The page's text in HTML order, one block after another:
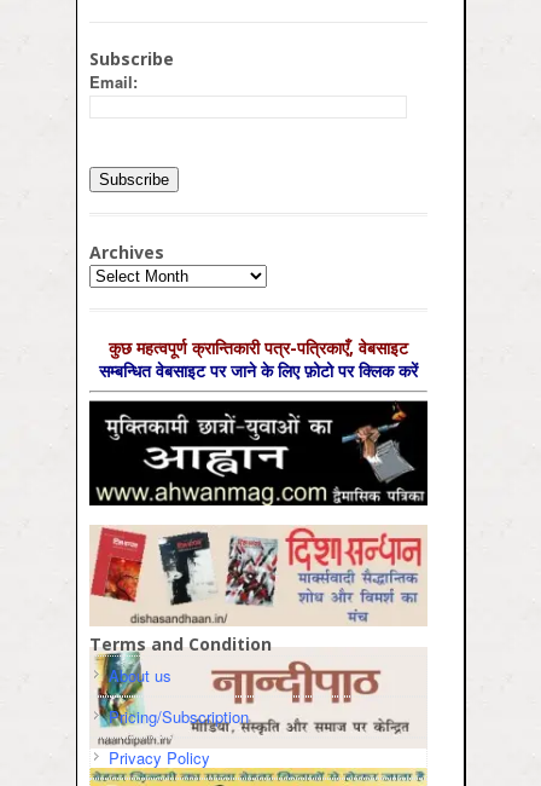
Subscribe
Email:
Archives
Archives
कुछ महत्‍वपूर्ण क्रान्तिकारी पत्र-पत्रिकाएँ, वेबसाइट
सम्‍बन्धित वेबसाइट पर जाने के लिए फ़ोटो पर क्लिक करें
Terms and Condition
About us
Pricing/Subscription
Privacy Policy